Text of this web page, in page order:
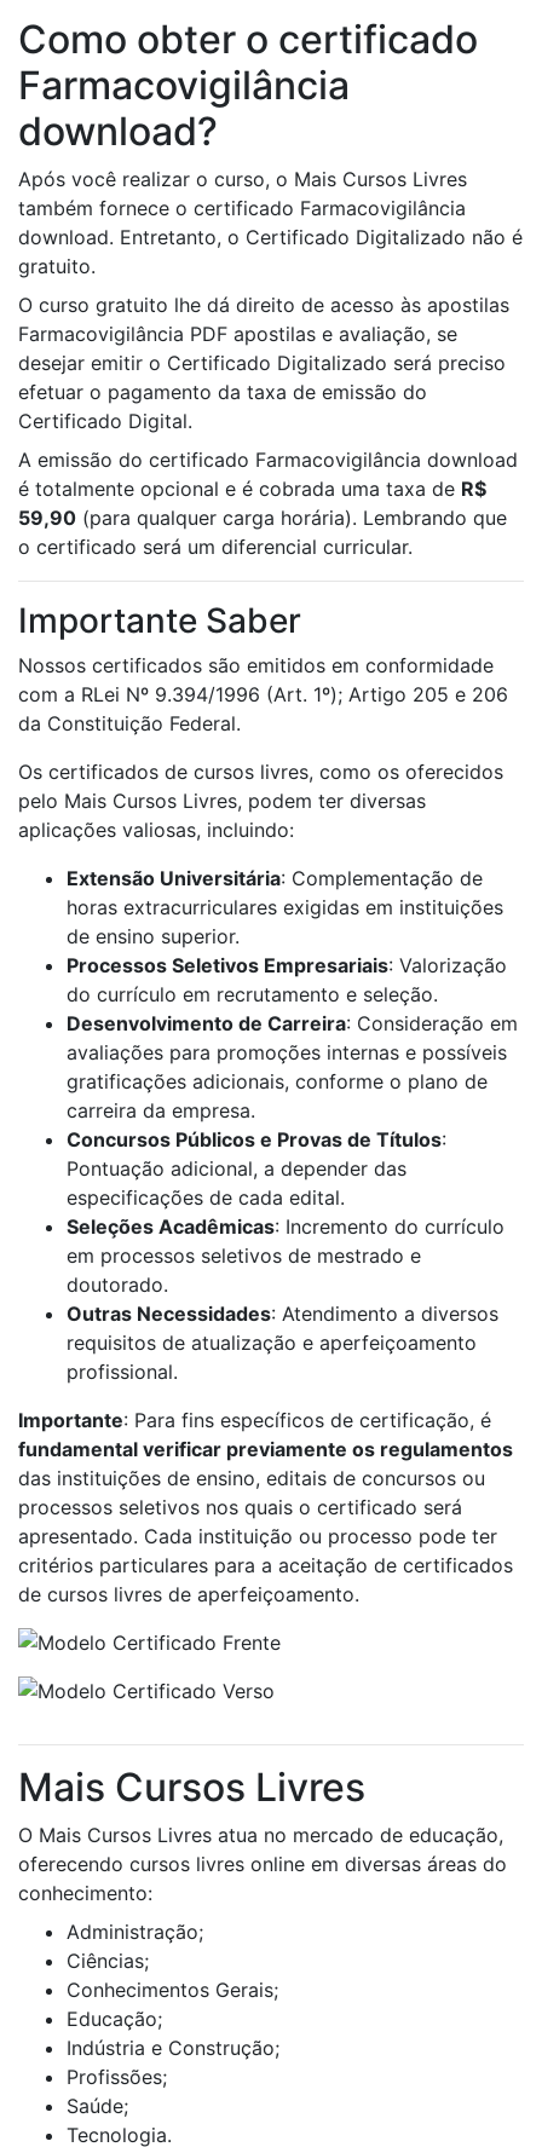
Como obter o certificado
Farmacovigilância
download?
Após você realizar o curso, o Mais Cursos Livres
também fornece o certificado Farmacovigilância
download. Entretanto, o Certificado Digitalizado não é
gratuito.
O curso gratuito lhe dá direito de acesso às apostilas
Farmacovigilância PDF apostilas e avaliação, se
desejar emitir o Certificado Digitalizado será preciso
efetuar o pagamento da taxa de emissão do
Certificado Digital.
A emissão do certificado Farmacovigilância download
é totalmente opcional e é cobrada uma taxa de R$
59,90 (para qualquer carga horária). Lembrando que
o certificado será um diferencial curricular.
Importante Saber
Nossos certificados são emitidos em conformidade
com a RLei Nº 9.394/1996 (Art. 1º); Artigo 205 e 206
da Constituição Federal.
Os certificados de cursos livres, como os oferecidos
pelo Mais Cursos Livres, podem ter diversas
aplicações valiosas, incluindo:
Extensão Universitária: Complementação de
horas extracurriculares exigidas em instituições
de ensino superior.
Processos Seletivos Empresariais: Valorização
do currículo em recrutamento e seleção.
Desenvolvimento de Carreira: Consideração em
avaliações para promoções internas e possíveis
gratificações adicionais, conforme o plano de
carreira da empresa.
Concursos Públicos e Provas de Títulos:
Pontuação adicional, a depender das
especificações de cada edital.
Seleções Acadêmicas: Incremento do currículo
em processos seletivos de mestrado e
doutorado.
Outras Necessidades: Atendimento a diversos
requisitos de atualização e aperfeiçoamento
profissional.
Importante: Para fins específicos de certificação, é
fundamental verificar previamente os regulamentos
das instituições de ensino, editais de concursos ou
processos seletivos nos quais o certificado será
apresentado. Cada instituição ou processo pode ter
critérios particulares para a aceitação de certificados
de cursos livres de aperfeiçoamento.
Mais Cursos Livres
O Mais Cursos Livres atua no mercado de educação,
oferecendo cursos livres online em diversas áreas do
conhecimento:
Administração;
Ciências;
Conhecimentos Gerais;
Educação;
Indústria e Construção;
Profissões;
Saúde;
Tecnologia.